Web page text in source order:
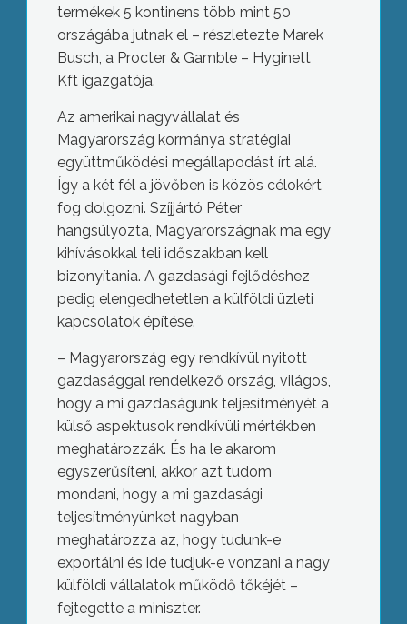
termékek 5 kontinens több mint 50
országába jutnak el – részletezte Marek
Busch, a Procter & Gamble – Hyginett
Kft igazgatója.
Az amerikai nagyvállalat és
Magyarország kormánya stratégiai
együttműködési megállapodást írt alá.
Így a két fél a jövőben is közös célokért
fog dolgozni. Szíjjártó Péter
hangsúlyozta, Magyarországnak ma egy
kihívásokkal teli időszakban kell
bizonyítania. A gazdasági fejlődéshez
pedig elengedhetetlen a külföldi üzleti
kapcsolatok építése.
– Magyarország egy rendkívül nyitott
gazdasággal rendelkező ország, világos,
hogy a mi gazdaságunk teljesítményét a
külső aspektusok rendkívüli mértékben
meghatározzák. És ha le akarom
egyszerűsíteni, akkor azt tudom
mondani, hogy a mi gazdasági
teljesítményünket nagyban
meghatározza az, hogy tudunk-e
exportálni és ide tudjuk-e vonzani a nagy
külföldi vállalatok működő tőkéjét –
fejtegette a miniszter.